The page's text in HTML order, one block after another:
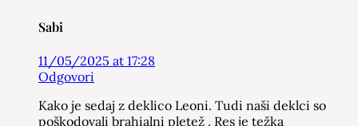
Sabi
11/05/2025 at 17:28
Odgovori
Kako je sedaj z deklico Leoni. Tudi naši deklci so
poškodovali brahialni pletež . Res je težka